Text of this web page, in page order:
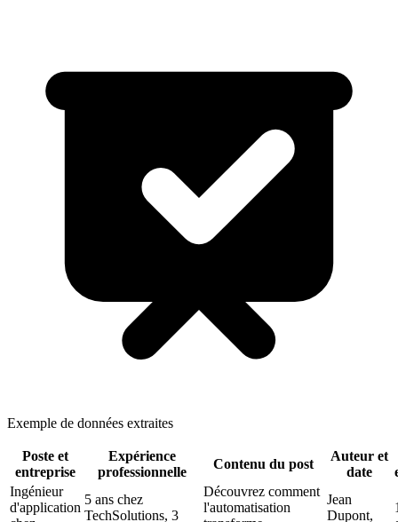
Exemple de données extraites
Poste et
entreprise
Expérience
professionnelle
Contenu du post
Auteur et
date
Ingénieur
d'application
5 ans chez
TechSolutions, 3
Découvrez comment
l'automatisation
Jean
Dupont,